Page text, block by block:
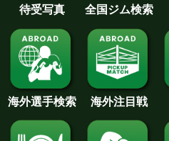
待受写真 全国ジム検索
海外選手検索 海外注目戦